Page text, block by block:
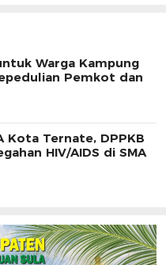
Warga Kampung
Pemkot dan
Kota Ternate, DPPKB
HIV/AIDS di SMA